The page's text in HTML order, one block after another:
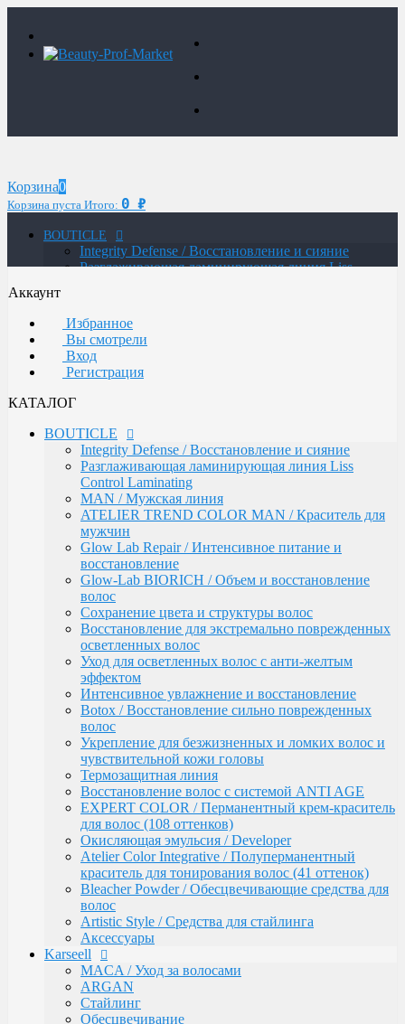
Корзина0
Корзина пуста Итого: 0 ₽
BOUTICLE
Integrity Defense / Восстановление и сияние
Разглаживающая ламинирующая линия Liss
ATELIER TREND COLOR MAN / Краситель для
мужчин
Glow Lab Repair / Интенсивное питание и
восстановление
Glow-Lab BIORICH / Объем и восстановление
Восстановление для экстремально поврежденных
осветленных волос
Уход для осветленных волос с анти-желтым
эффектом
Интенсивное увлажнение и восстановление
Botox / Восстановление сильно поврежденных
волос
Укрепление для безжизненных и ломких волос и
чувствительной кожи головы
Термозащитная линия
Воcстановление волос с системой ANTI AGE
EXPERT COLOR / Перманентный крем-краситель
для волос (108 оттенков)
Окисляющая эмульсия / Developer
Atelier Color Integrative / Полуперманентный
краситель для тонирования волос (41 оттенок)
Bleacher Powder / Обесцвечивающие средства для
волос
Artistic Style / Средства для стайлинга
Аксессуары
Karseell
MACA / Уход за волосами
ARGAN
Стайлинг
Обесцвечивание
Специальный уход
KEBREN
Окрашивание и уход
COLORTEC / Красители
COLORTEC PERMANENT /
Перманентная крем-краска
COLORTEC DEMI-PERMANENT /
COLORTEC SUPER-LIGHTENING /
Перманентная суперосветляющая
COLORTEC / Крем-окислитель
Аккаунт
Избранное
Вы смотрели
Вход
Регистрация
КАТАЛОГ
BOUTICLE
Integrity Defense / Восстановление и сияние
Разглаживающая ламинирующая линия Liss
Control Laminating
MAN / Мужская линия
ATELIER TREND COLOR MAN / Краситель для
мужчин
Glow Lab Repair / Интенсивное питание и
восстановление
Glow-Lab BIORICH / Объем и восстановление
волос
Сохранение цвета и структуры волос
Восстановление для экстремально поврежденных
осветленных волос
Уход для осветленных волос с анти-желтым
эффектом
Интенсивное увлажнение и восстановление
Botox / Восстановление сильно поврежденных
волос
Укрепление для безжизненных и ломких волос и
чувствительной кожи головы
Термозащитная линия
Воcстановление волос с системой ANTI AGE
EXPERT COLOR / Перманентный крем-краситель
для волос (108 оттенков)
Окисляющая эмульсия / Developer
Atelier Color Integrative / Полуперманентный
краситель для тонирования волос (41 оттенок)
Bleacher Powder / Обесцвечивающие средства для
волос
Artistic Style / Средства для стайлинга
Аксессуары
Karseell
MACA / Уход за волосами
ARGAN
Стайлинг
Обесцвечивание